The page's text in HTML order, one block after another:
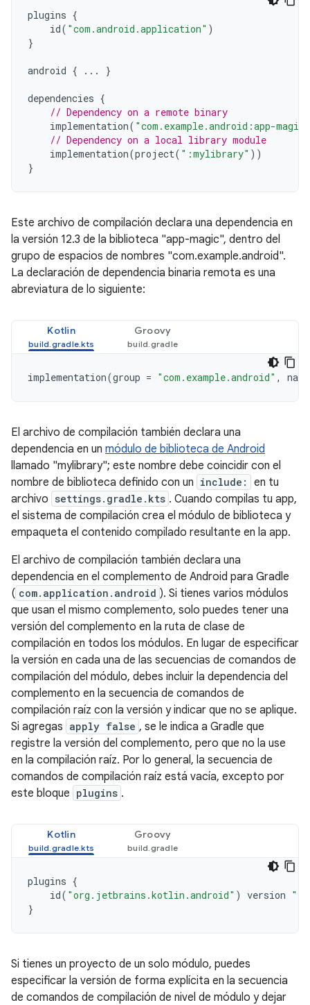
plugins {
id( "com.android.application" )
}
android { ... }
dependencies {
// Dependency on a remote binary
implementation( "com.example.android:app-
// Dependency on a local library module
implementation(project( ":mylibrary" ))
}
Este archivo de compilación declara una dependencia en
la versión 12.3 de la biblioteca "app-magic", dentro del
grupo de espacios de nombres "com.example.android".
La declaración de dependencia binaria remota es una
abreviatura de lo siguiente:
Kotlin Groovy
implementation(group = "com.example.android" , name
El archivo de compilación también declara una
dependencia en un módulo de biblioteca de Android
llamado "mylibrary"; este nombre debe coincidir con el
nombre de biblioteca definido con un include:
en tu
archivo settings.gradle.kts . Cuando compilas tu app,
el sistema de compilación crea el módulo de biblioteca y
empaqueta el contenido compilado resultante en la app.
El archivo de compilación también declara una
dependencia en el complemento de Android para Gradle
( com.application.android ). Si tienes varios módulos
que usan el mismo complemento, solo puedes tener una
versión del complemento en la ruta de clase de
compilación en todos los módulos. En lugar de especificar
la versión en cada una de las secuencias de comandos de
compilación del módulo, debes incluir la dependencia del
complemento en la secuencia de comandos de
compilación raíz con la versión y indicar que no se aplique.
Si agregas apply false , se le indica a Gradle que
registre la versión del complemento, pero que no la use
en la compilación raíz. Por lo general, la secuencia de
comandos de compilación raíz está vacía, excepto por
este bloque plugins .
Kotlin Groovy
plugins {
id( "org.jetbrains.kotlin.android" ) version
}
Si tienes un proyecto de un solo módulo, puedes
especificar la versión de forma explícita en la secuencia
de comandos de compilación de nivel de módulo y dejar